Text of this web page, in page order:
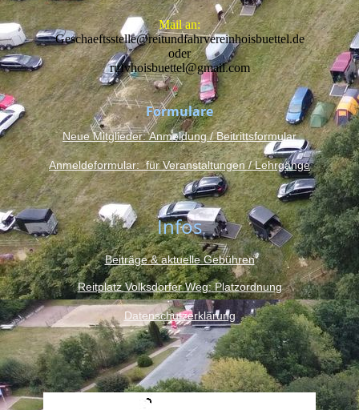
Mail an:
Geschaeftsstelle@reitundfahrvereinhoisbuettel.de
oder
rufvhoisbuettel@gmail.com
Formulare
Neue Mitglieder: Anmeldung / Beitrittsformular
Anmeldeformular: für Veranstaltungen / Lehrgänge
Infos
Beiträge & aktuelle Gebühren
Reitplatz Volksdorfer Weg:Platzordnung
Datenschutzerklärung